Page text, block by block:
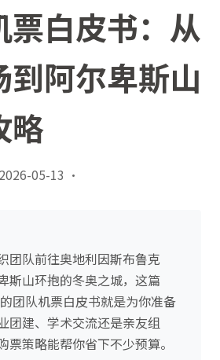
票白皮书：从
到阿尔卑斯山
略
2026-05-13 ·
团队前往奥地利因斯布鲁克
山环抱的冬奥之城，这篇
团队机票白皮书就是为你准备
团建、学术交流还是亲友组
票策略能帮你省下不少预算。